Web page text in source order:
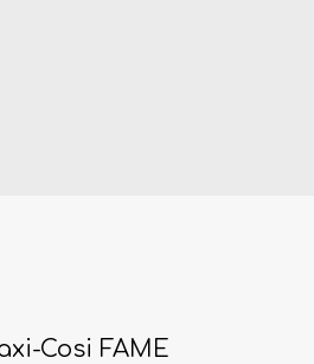
Cosi FAME